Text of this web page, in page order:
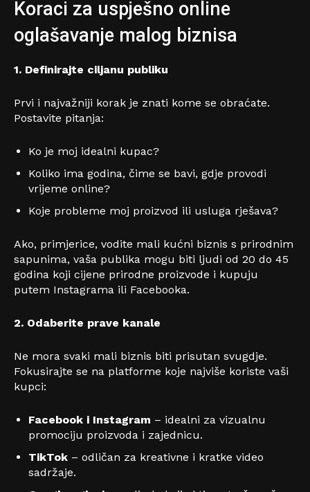
Koraci za uspješno online
oglašavanje malog biznisa
1. Definirajte ciljanu publiku
Prvi i najvažniji korak je znati kome se obraćate.
Postavite pitanja:
Ko je moj idealni kupac?
Koliko ima godina, čime se bavi, gdje provodi
vrijeme online?
Koje probleme moj proizvod ili usluga rješava?
Ako, primjerice, vodite mali kućni biznis s prirodnim
sapunima, vaša publika mogu biti ljudi od 20 do 45
godina koji cijene prirodne proizvode i kupuju
putem Instagrama ili Facebooka.
2. Odaberite prave kanale
Ne mora svaki mali biznis biti prisutan svugdje.
Fokusirajte se na platforme koje najviše koriste vaši
kupci:
Facebook i Instagram – idealni za vizualnu
promociju proizvoda i zajednicu.
TikTok – odličan za kreativne i kratke video
sadržaje.